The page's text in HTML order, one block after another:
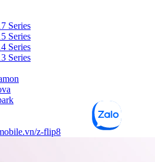
Series
Series
Series
Series
z-flip8